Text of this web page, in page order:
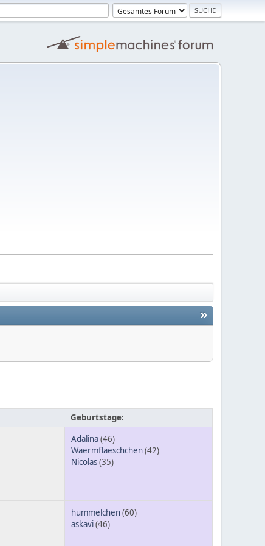
»
Geburtstage:
Adalina(46)
Waermflaeschchen(42)
Nicolas(35)
hummelchen(60)
askavi(46)